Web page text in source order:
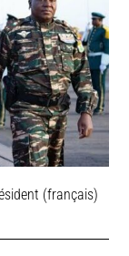
(français)